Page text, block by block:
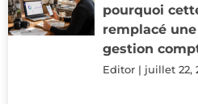
pourquoi
remplacé
gestion
Editor juillet 22,